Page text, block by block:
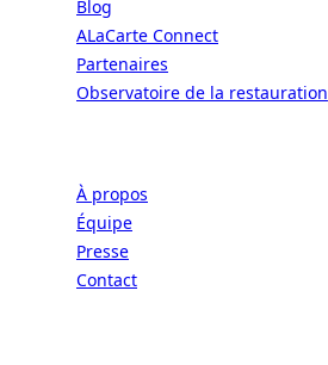
Blog
ALaCarte Connect
Partenaires
Observatoire de la restauration
À propos
Équipe
Presse
Contact